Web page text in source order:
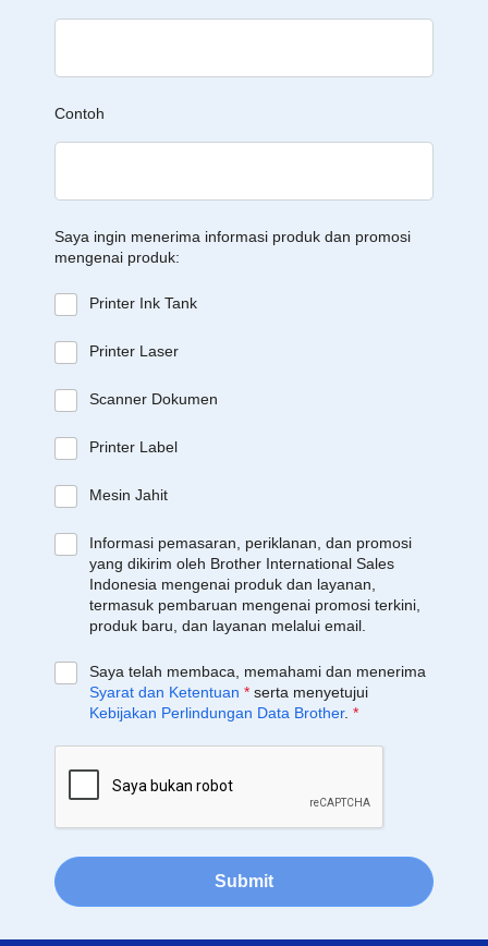
Contoh
Saya ingin menerima informasi produk dan promosi
mengenai produk:
Printer Ink Tank
Printer Laser
Scanner Dokumen
Printer Label
Mesin Jahit
Informasi pemasaran, periklanan, dan promosi
yang dikirim oleh Brother International Sales
Indonesia mengenai produk dan layanan,
termasuk pembaruan mengenai promosi terkini,
produk baru, dan layanan melalui email.
Saya telah membaca, memahami dan menerima
Syarat dan Ketentuan * serta menyetujui
Kebijakan Perlindungan Data Brother. *
Submit